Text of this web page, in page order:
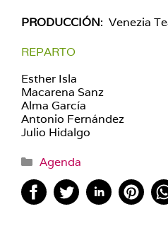
PRODUCCIÓN: Venezia
REPARTO
Esther Isla
Macarena Sanz
Alma García
Antonio Fernández
Julio Hidalgo
Categorías
Agenda